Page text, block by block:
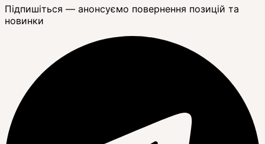
Підпишіться — анонсуємо повернення позицій та
новинки